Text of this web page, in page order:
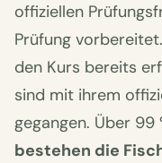
offiziellen
Prüfung
den Kurs bereits
sind mit ihrem
gegangen. Über 99
bestehen die